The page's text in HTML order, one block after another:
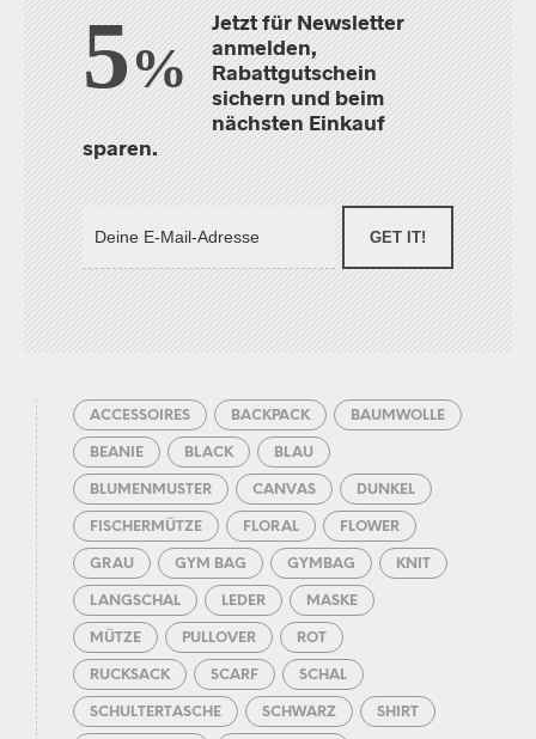
5%
Jetzt für Newsletter
anmelden,
Rabattgutschein
sichern und beim
nächsten Einkauf
sparen.
GET IT!
ACCESSOIRES BACKPACK BAUMWOLLE
BEANIE BLACK BLAU
BLUMENMUSTER CANVAS DUNKEL
FISCHERMÜTZE FLORAL FLOWER
GRAU GYM BAG GYMBAG KNIT
LANGSCHAL LEDER MASKE
MÜTZE PULLOVER ROT
RUCKSACK SCARF SCHAL
SCHULTERTASCHE SCHWARZ SHIRT